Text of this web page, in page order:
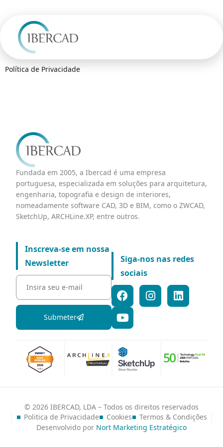
Política de Privacidade
Fundada em 2005, a Ibercad é uma empresa
portuguesa, especializada em soluções para arquitetura,
engenharia, topografia e design de interiores,
nomeadamente software CAD, 3D e BIM, como o ZWCAD,
SketchUp, ARCHLine.XP, entre outros.
Inscreva-se em nossa
Newsletter
Submeter
Siga-nos nas redes
sociais
© 2026 IBERCAD, LDA – Todos os direitos reservados
Politica de Privacidade
Cookies
Termos & Condições
Desenvolvido por Nort Marketing Estratégico